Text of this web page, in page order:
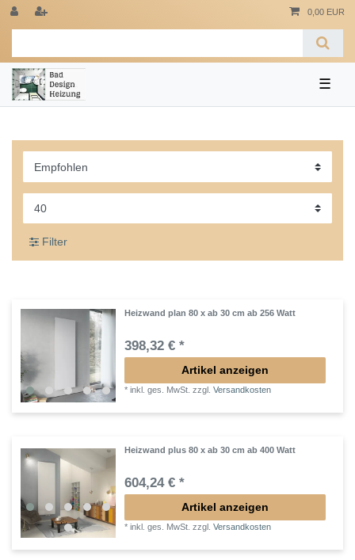
0,00 EUR
☰
Filter
Heizwand plan 80 x ab 30 cm ab 256 Watt
398,32 € *
Artikel anzeigen
*inkl. ges. MwSt. zzgl.Versandkosten
Heizwand plus 80 x ab 30 cm ab 400 Watt
604,24 € *
Artikel anzeigen
*inkl. ges. MwSt. zzgl.Versandkosten